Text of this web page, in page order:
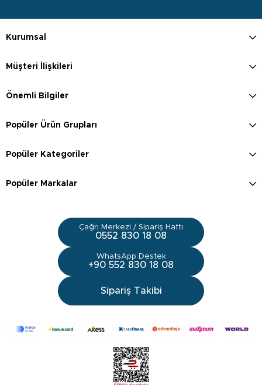
Kurumsal
Müşteri İlişkileri
Önemli Bilgiler
Popüler Ürün Grupları
Popüler Kategoriler
Popüler Markalar
Çağrı Merkezi / Sipariş Hattı
0552 830 18 08
WhatsApp Destek
+90 552 830 18 08
Sipariş Takibi